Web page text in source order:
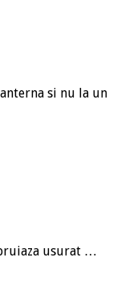
si nu la un
usurat …